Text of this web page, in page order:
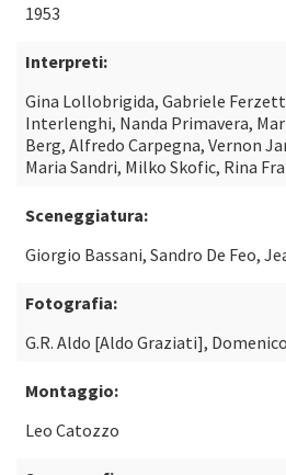
1953
Interpreti:
Gina Lollobrigida, Gabriele
Interlenghi, Nanda Primavera,
Berg, Alfredo Carpegna, Vernon
Maria Sandri, Milko Skofic, Rina
Sceneggiatura:
Giorgio Bassani, Sandro De Feo,
Fotografia:
G.R. Aldo [Aldo Graziati],
Montaggio:
Leo Catozzo